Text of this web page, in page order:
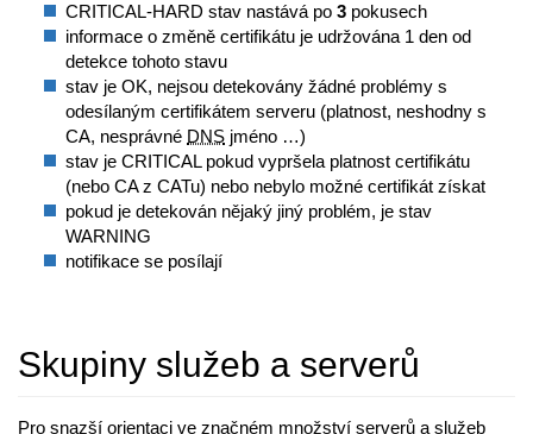
CRITICAL-HARD stav nastává po 3 pokusech
informace o změně certifikátu je udržována 1 den od
detekce tohoto stavu
stav je OK, nejsou detekovány žádné problémy s
odesílaným certifikátem serveru (platnost, neshodny s
CA, nesprávné DNS jméno …)
stav je CRITICAL pokud vypršela platnost certifikátu
(nebo CA z CATu) nebo nebylo možné certifikát získat
pokud je detekován nějaký jiný problém, je stav
WARNING
notifikace se posílají
Skupiny služeb a serverů
Pro snazší orientaci ve značném množství serverů a služeb